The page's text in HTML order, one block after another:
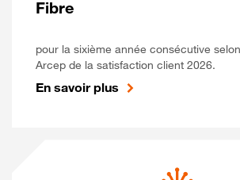
Fibre
pour la sixième année consécutive
Arcep de la satisfaction client 2026.
En savoir plus